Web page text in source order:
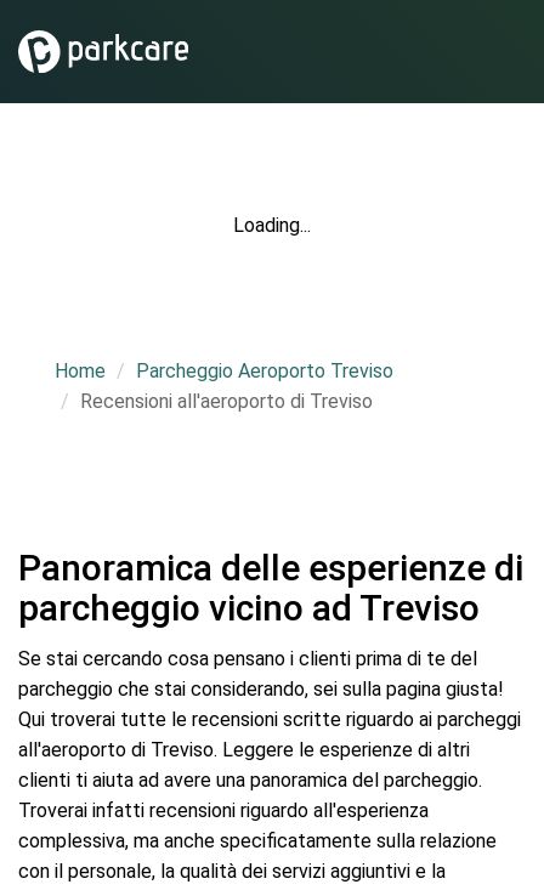
Loading...
Home
Parcheggio Aeroporto Treviso
Recensioni all'aeroporto di Treviso
Panoramica delle esperienze di
parcheggio vicino ad Treviso
Se stai cercando cosa pensano i clienti prima di te del
parcheggio che stai considerando, sei sulla pagina giusta!
Qui troverai tutte le recensioni scritte riguardo ai parcheggi
all'aeroporto di Treviso. Leggere le esperienze di altri
clienti ti aiuta ad avere una panoramica del parcheggio.
Troverai infatti recensioni riguardo all'esperienza
complessiva, ma anche specificatamente sulla relazione
con il personale, la qualità dei servizi aggiuntivi e la